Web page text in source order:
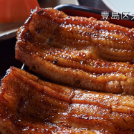
豊島区